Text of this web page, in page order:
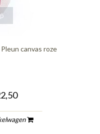
canvas roze